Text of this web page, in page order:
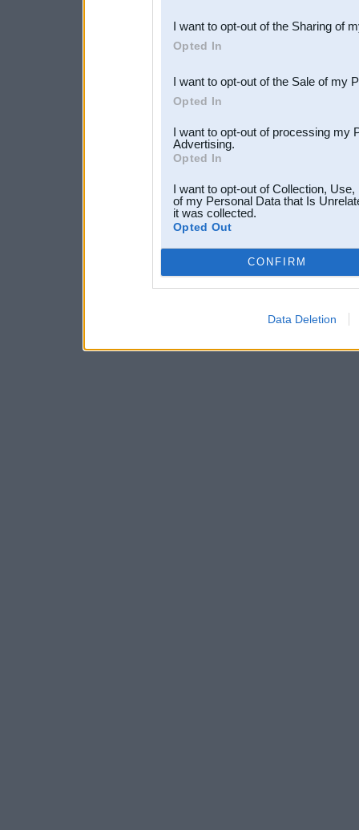
Downstream Participants
third parties.
I want to opt-out of the Sharing of
Opted In
I want to opt-out of the Sale of my
Opted In
I want to opt-out of processing my
Advertising.
Opted In
I want to opt-out of Collection,
of my Personal Data that Is
it was collected.
Opted Out
CONFIRM
Data Deletion